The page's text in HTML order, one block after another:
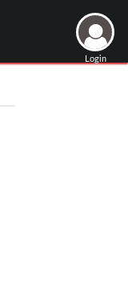
Login